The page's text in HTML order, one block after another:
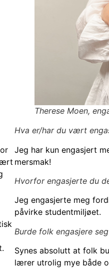
Therese Moen,
Hva er/har du vært
Jeg har kun engasjert
mersmak!
Hvorfor engasjerte du
Jeg engasjerte meg
påvirke studentmiljøet.
Burde folk engasjere
Synes absolutt at folk
lærer utrolig mye både